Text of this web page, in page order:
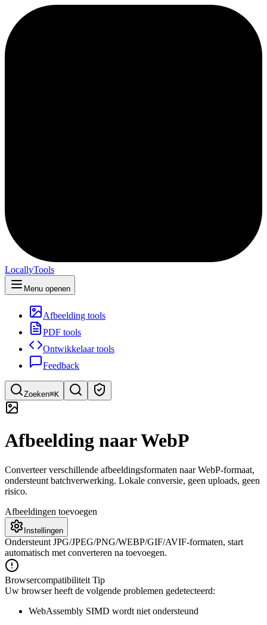
LocallyTools
Menu openen
Afbeelding tools
PDF tools
Ontwikkelaar tools
Feedback
Zoeken⌘K
Snel tools zoeken
Afbeelding naar WebP
Converteer verschillende afbeeldingsformaten naar WebP-formaat,
ondersteunt batchverwerking. Lokale conversie, geen uploads, geen
risico.
Afbeeldingen toevoegen
Instellingen
Ondersteunt JPG/JPEG/PNG/WEBP/GIF/AVIF-formaten, start
automatisch met converteren na toevoegen.
Browsercompatibiliteit Tip
Uw browser heeft de volgende problemen gedetecteerd:
WebAssembly SIMD wordt niet ondersteund